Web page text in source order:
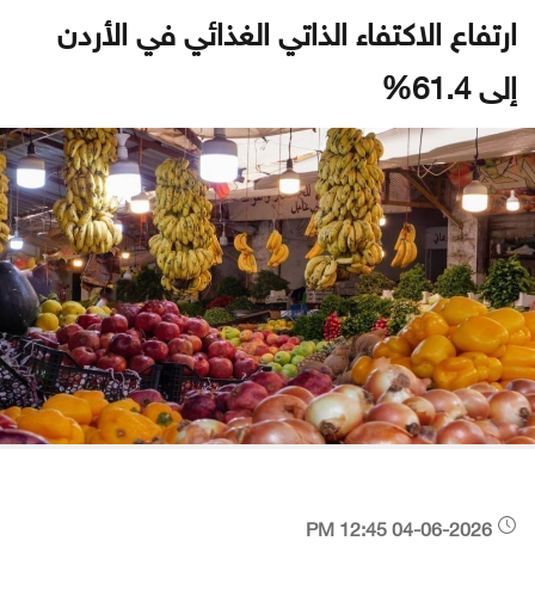
ارتفاع الاكتفاء الذاتي الغذائي في الأردن
إلى 61.4%